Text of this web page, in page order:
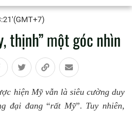
thịnh” một góc nhìn
hiện Mỹ vẫn là siêu cường duy
đại đang “rất Mỹ”. Tuy nhiên,